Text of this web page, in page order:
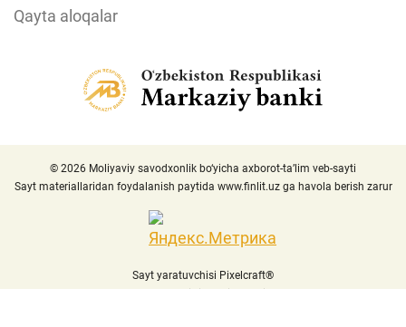
Qayta aloqalar
© 2026 Moliyaviy savodxonlik bo‘yicha axborot-ta’lim veb-sayti
Sayt materiallaridan foydalanish paytida www.finlit.uzga havola berish zarur
Sayt yaratuvchisi Pixelcraft®
Sayt 1C-Bitriksda ishlaydi